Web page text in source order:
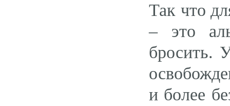
Так что
– это
бросить.
и более